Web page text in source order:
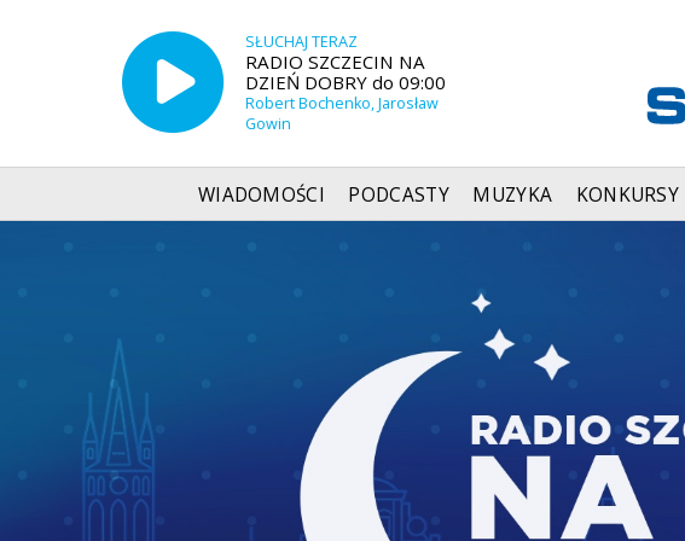
SŁUCHAJ TERAZ
RADIO SZCZECIN NA
DZIEŃ DOBRY do 09:00
Robert Bochenko, Jarosław
Gowin
WIADOMOŚCI PODCASTY MUZYKA KONKURSY